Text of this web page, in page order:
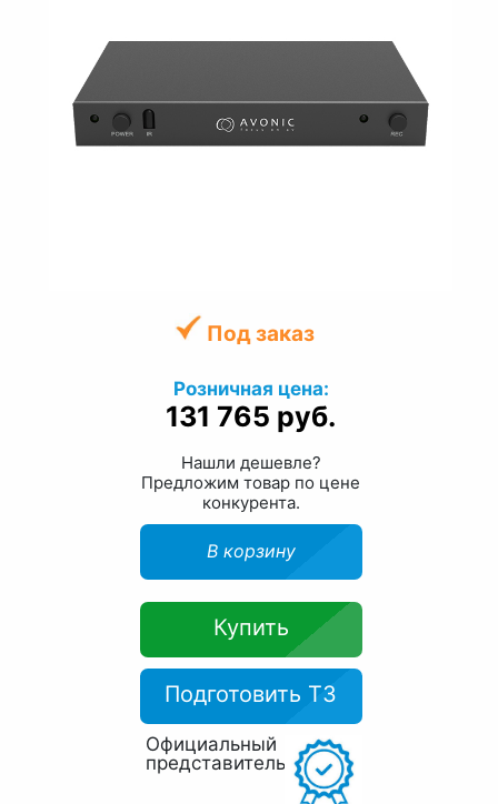
Под заказ
Розничная цена:
131 765 руб.
Нашли дешевле?
Предложим товар по цене
конкурента.
В корзину
Купить
Подготовить ТЗ
Официальный
представитель